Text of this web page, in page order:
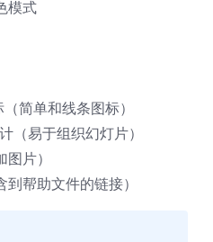
模式
简单和线条图标）
（易于组织幻灯片）
片）
帮助文件的链接）